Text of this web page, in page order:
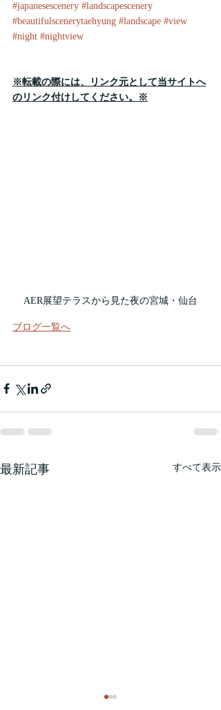
#japanesescenery #landscapescenery
#beautifulscenerytaehyung #landscape #view
#night #nightview
※転載の際には、リンク元として当サイトへ
のリンク付けしてください。※
AER展望テラスから見た夜の宮城・仙台
ブログ一覧へ
最新記事 すべて表示